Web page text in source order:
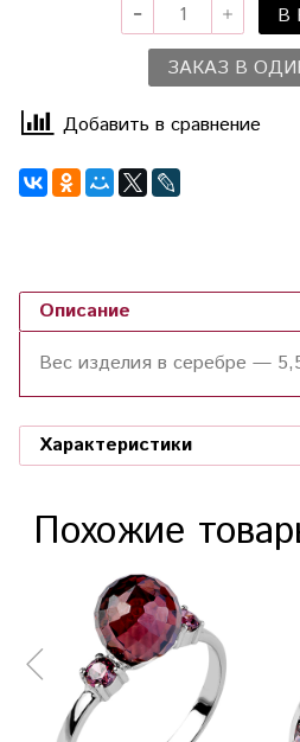
В
ЗАКАЗ В
Добавить в сравнение
Описание
Вес изделия в серебре —
Характеристики
Похожие